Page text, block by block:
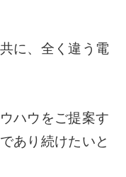
に、全く違う電
ハウをご提案す
あり続けたいと